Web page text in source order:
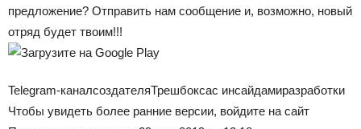
предложение? Отправить нам сообщение и, возможно, новый
отряд будет твоим!!!
Telegram-каналсоздателяТрешбоксас инсайдамиразработки
Чтобы увидеть более ранние версии, войдите на сайт